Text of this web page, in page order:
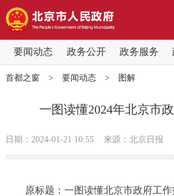
要闻动态 政务公开 政务服务
要闻动态
党中央精神 国务院信息
北京要闻 会议信息
各区热点
政务公开
首都之窗> 要闻动态> 图解
一图读懂2024年北京市
日期：2024-01-21 10:55 来源：北京日报
原标题：一图读懂北京市政府工作